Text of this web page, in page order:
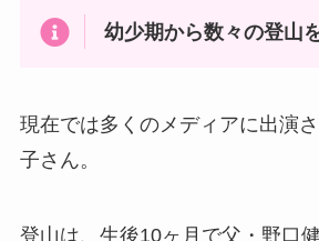
幼少期から数々の登山
現在では多くのメディアに出演
子さん。
登山は、生後10ヶ月で父・野口